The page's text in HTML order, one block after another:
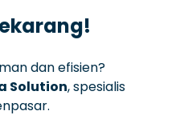
dan efisien?
Solution, spesialis